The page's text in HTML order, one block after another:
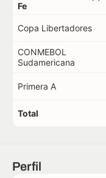
Fe
Copa Libertadores
CONMEBOL
Sudamericana
Primera A
Total
Perfil